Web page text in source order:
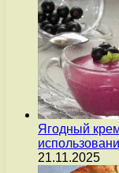
Ягодный
21.11.2025